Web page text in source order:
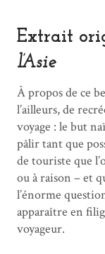
Extrait
l’Asie
À propos de ce
l’ailleurs, de
voyage : le but
pâlir tant que
de touriste que
ou à raison – et
l’énorme
apparaître en
voyageur.